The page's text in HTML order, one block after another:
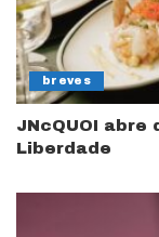
breves
JNcQUOI abre
Liberdade